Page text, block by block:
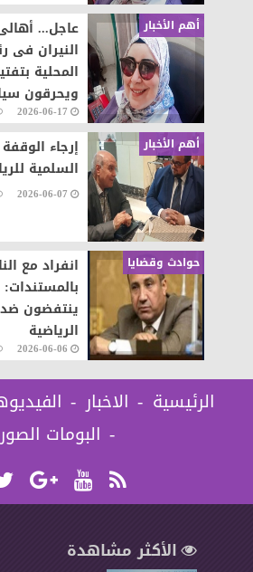
أهم الأخبار
عاجل...
النيران فى
المحلية
ويحرقون
على تنفيذ
2026-06-17
أهم الأخبار
إرجاء
السلمية
2026-06-07
حوادث وقضايا
انفراد مع
بالمستندات:
ينتفضون
الرياضية
2026-06-06
الرئيسية الاخبار
البومات الصور
الأكثر مشاهدة